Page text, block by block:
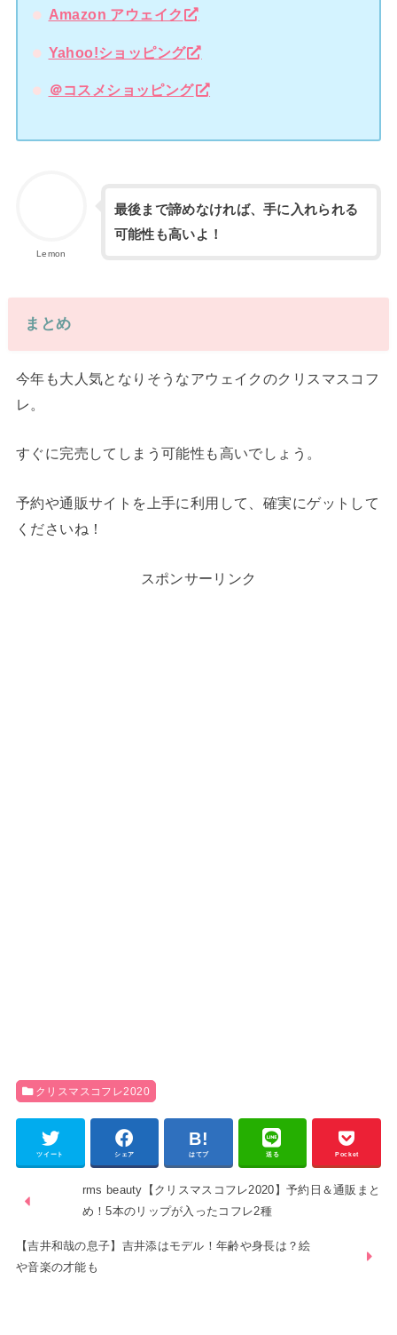
Amazon アウェイク
Yahoo!ショッピング
＠コスメショッピング
Lemon
最後まで諦めなければ、手に入れられる
可能性も高いよ！
まとめ
今年も大人気となりそうなアウェイクのクリスマスコフ
レ。
すぐに完売してしまう可能性も高いでしょう。
予約や通販サイトを上手に利用して、確実にゲットして
くださいね！
スポンサーリンク
クリスマスコフレ2020
ツイート シェア はてブ 送る Pocket
rms beauty【クリスマスコフレ2020】予約日＆通販まと
め！5本のリップが入ったコフレ2種
【吉井和哉の息子】吉井添はモデル！年齢や身長は？絵
や音楽の才能も